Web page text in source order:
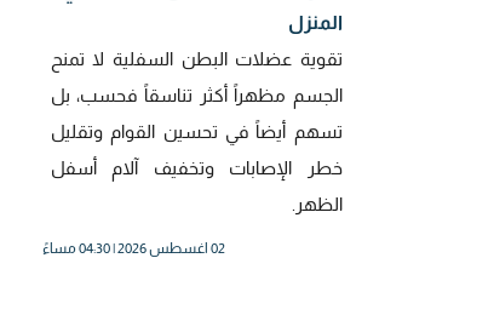
المنزل
تقوية عضلات البطن السفلية لا تمنح
الجسم مظهراً أكثر تناسقاً فحسب، بل
تسهم أيضاً في تحسين القوام وتقليل
خطر الإصابات وتخفيف آلام أسفل
الظهر.
02 اغسطس 2026 | 04:30 مساءً